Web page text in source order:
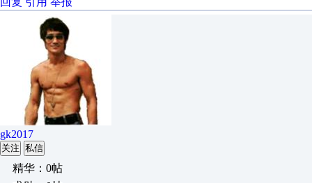
gk2017
关注 私信
精华：0帖